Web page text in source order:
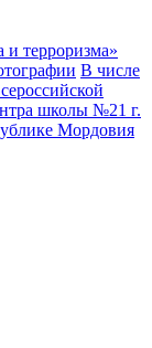
и терроризма»
В числе
школы №21 г.
Мордовия